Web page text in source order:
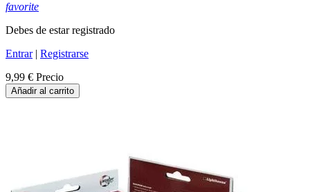
favorite
Debes de estar registrado
Entrar| Registrarse
9,99 € Precio
Añadir al carrito